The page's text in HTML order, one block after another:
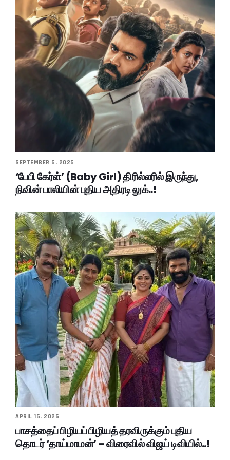
SEPTEMBER 6, 2025
‘பேபி கேர்ள்’ (Baby Girl) திரில்லரில் இருந்து,
நிவின் பாலியின் புதிய அதிரடி லுக்..!
APRIL 15, 2026
பாசத்தைப் பிழியப் பிழியத் தரவிருக்கும் புதிய
தொடர் ‘தாய்மாமன்’ – விரைவில் விஜய் டிவியில்..!